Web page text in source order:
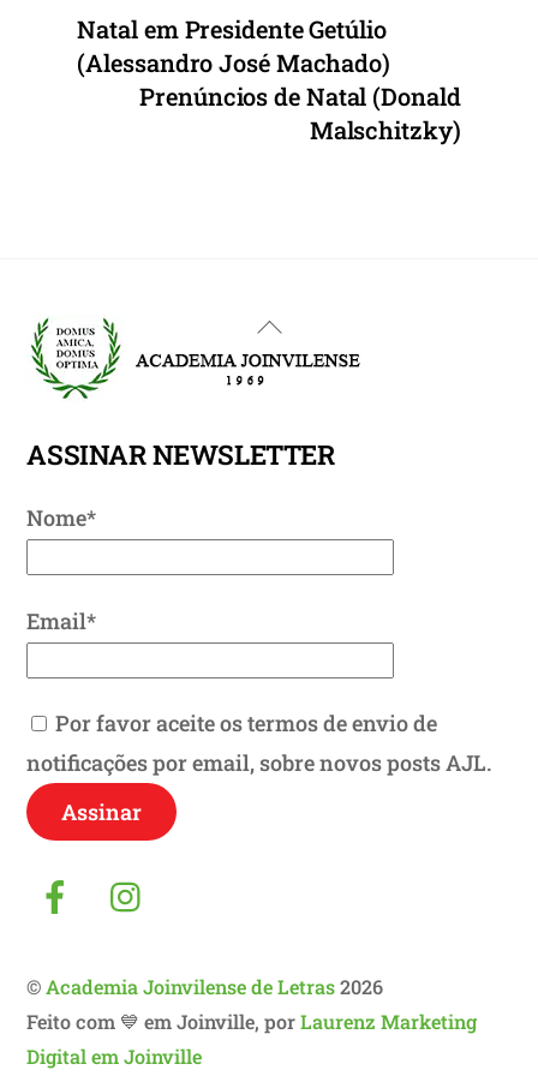
Natal em Presidente Getúlio
(Alessandro José Machado)
Prenúncios de Natal (Donald
Malschitzky)
Back
To
ASSINAR NEWSLETTER
Nome*
Email*
Por favor aceite os termos de envio de
notificações por email, sobre novos posts AJL.
Facebook
©Academia Joinvilense de Letras2026
Feito com 💙 em Joinville, porLaurenz Marketing
Digital em Joinville